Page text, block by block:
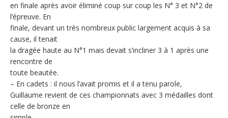
en finale après avoir éliminé coup sur coup les N° 3 et N°2 de
l’épreuve. En
finale, devant un très nombreux public largement acquis à sa
cause, il tenait
la dragée haute au N°1 mais devait s’incliner 3 à 1 après une
rencontre de
toute beautée.
– En cadets : il nous l’avait promis et il a tenu parole,
Guillaume revient de ces championnats avec 3 médailles dont
celle de bronze en